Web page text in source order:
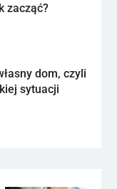
zacząć?
dom, czyli
sytuacji